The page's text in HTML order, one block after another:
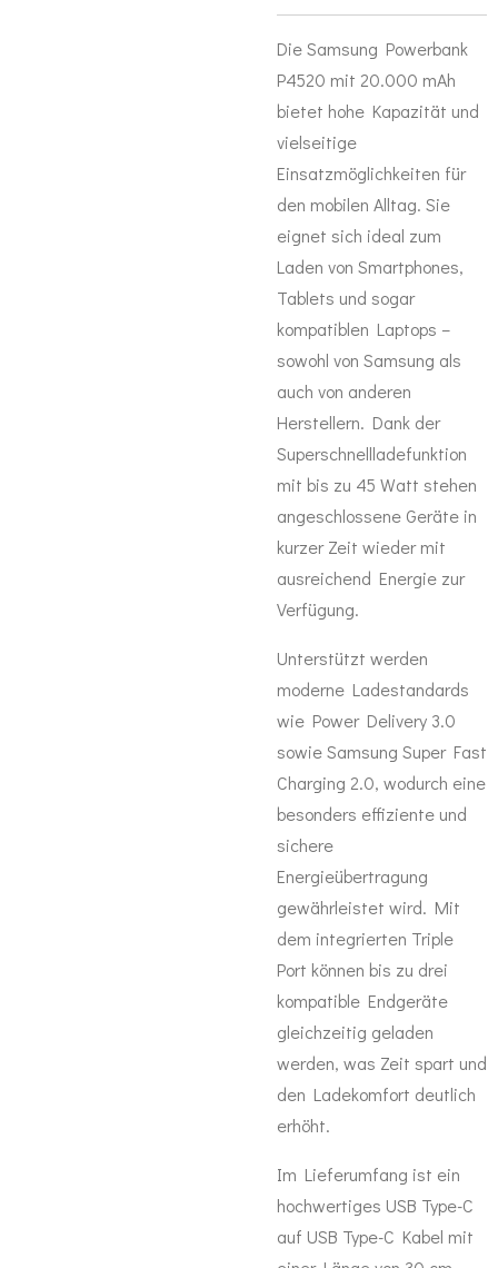
Die Samsung Powerbank
P4520 mit 20.000 mAh
bietet hohe Kapazität und
vielseitige
Einsatzmöglichkeiten für
den mobilen Alltag. Sie
eignet sich ideal zum
Laden von Smartphones,
Tablets und sogar
kompatiblen Laptops –
sowohl von Samsung als
auch von anderen
Herstellern. Dank der
Superschnellladefunktion
mit bis zu 45 Watt stehen
angeschlossene Geräte in
kurzer Zeit wieder mit
ausreichend Energie zur
Verfügung.
Unterstützt werden
moderne Ladestandards
wie Power Delivery 3.0
sowie Samsung Super Fast
Charging 2.0, wodurch eine
besonders effiziente und
sichere
Energieübertragung
gewährleistet wird. Mit
dem integrierten Triple
Port können bis zu drei
kompatible Endgeräte
gleichzeitig geladen
werden, was Zeit spart und
den Ladekomfort deutlich
erhöht.
Im Lieferumfang ist ein
hochwertiges USB Type-C
auf USB Type-C Kabel mit